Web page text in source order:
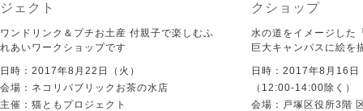
ジェクト
ワンドリンク＆プチお土産 付親子で楽しむふ
れあいワークショップです
日時：2017年8月22日（火）
会場：ネコリパブリックお茶の水店
主催：猫ともプロジェクト
クショップ
水の道をイメージした
巨大キャンパスに絵を
日時：2017年8月16
（12:00-14:00除く）
会場：戸塚区役所3階